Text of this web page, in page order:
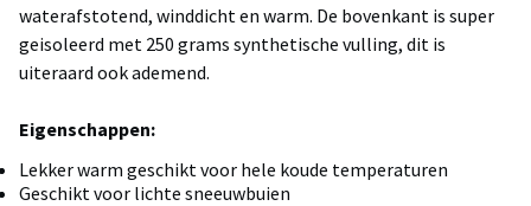
waterafstotend, winddicht en warm. De bovenkant is super
geisoleerd met 250 grams synthetische vulling, dit is
uiteraard ook ademend.
Eigenschappen:
Lekker warm geschikt voor hele koude temperaturen
Geschikt voor lichte sneeuwbuien